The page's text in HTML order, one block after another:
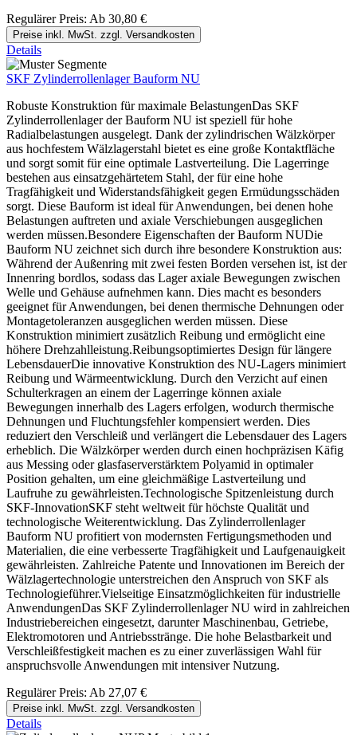
Regulärer Preis: Ab 30,80 €
Preise inkl. MwSt. zzgl. Versandkosten
Details
SKF Zylinderrollenlager Bauform NU
Robuste Konstruktion für maximale BelastungenDas SKF
Zylinderrollenlager der Bauform NU ist speziell für hohe
Radialbelastungen ausgelegt. Dank der zylindrischen Wälzkörper
aus hochfestem Wälzlagerstahl bietet es eine große Kontaktfläche
und sorgt somit für eine optimale Lastverteilung. Die Lagerringe
bestehen aus einsatzgehärtetem Stahl, der für eine hohe
Tragfähigkeit und Widerstandsfähigkeit gegen Ermüdungsschäden
sorgt. Diese Bauform ist ideal für Anwendungen, bei denen hohe
Belastungen auftreten und axiale Verschiebungen ausgeglichen
werden müssen.Besondere Eigenschaften der Bauform NUDie
Bauform NU zeichnet sich durch ihre besondere Konstruktion aus:
Während der Außenring mit zwei festen Borden versehen ist, ist der
Innenring bordlos, sodass das Lager axiale Bewegungen zwischen
Welle und Gehäuse aufnehmen kann. Dies macht es besonders
geeignet für Anwendungen, bei denen thermische Dehnungen oder
Montagetoleranzen ausgeglichen werden müssen. Diese
Konstruktion minimiert zusätzlich Reibung und ermöglicht eine
höhere Drehzahlleistung.Reibungsoptimiertes Design für längere
LebensdauerDie innovative Konstruktion des NU-Lagers minimiert
Reibung und Wärmeentwicklung. Durch den Verzicht auf einen
Schulterkragen an einem der Lagerringe können axiale
Bewegungen innerhalb des Lagers erfolgen, wodurch thermische
Dehnungen und Fluchtungsfehler kompensiert werden. Dies
reduziert den Verschleiß und verlängert die Lebensdauer des Lagers
erheblich. Die Wälzkörper werden durch einen hochpräzisen Käfig
aus Messing oder glasfaserverstärktem Polyamid in optimaler
Position gehalten, um eine gleichmäßige Lastverteilung und
Laufruhe zu gewährleisten.Technologische Spitzenleistung durch
SKF-InnovationSKF steht weltweit für höchste Qualität und
technologische Weiterentwicklung. Das Zylinderrollenlager
Bauform NU profitiert von modernsten Fertigungsmethoden und
Materialien, die eine verbesserte Tragfähigkeit und Laufgenauigkeit
gewährleisten. Zahlreiche Patente und Innovationen im Bereich der
Wälzlagertechnologie unterstreichen den Anspruch von SKF als
Technologieführer.Vielseitige Einsatzmöglichkeiten für industrielle
AnwendungenDas SKF Zylinderrollenlager NU wird in zahlreichen
Industriebereichen eingesetzt, darunter Maschinenbau, Getriebe,
Elektromotoren und Antriebsstränge. Die hohe Belastbarkeit und
Verschleißfestigkeit machen es zu einer zuverlässigen Wahl für
anspruchsvolle Anwendungen mit intensiver Nutzung.
Regulärer Preis: Ab 27,07 €
Preise inkl. MwSt. zzgl. Versandkosten
Details